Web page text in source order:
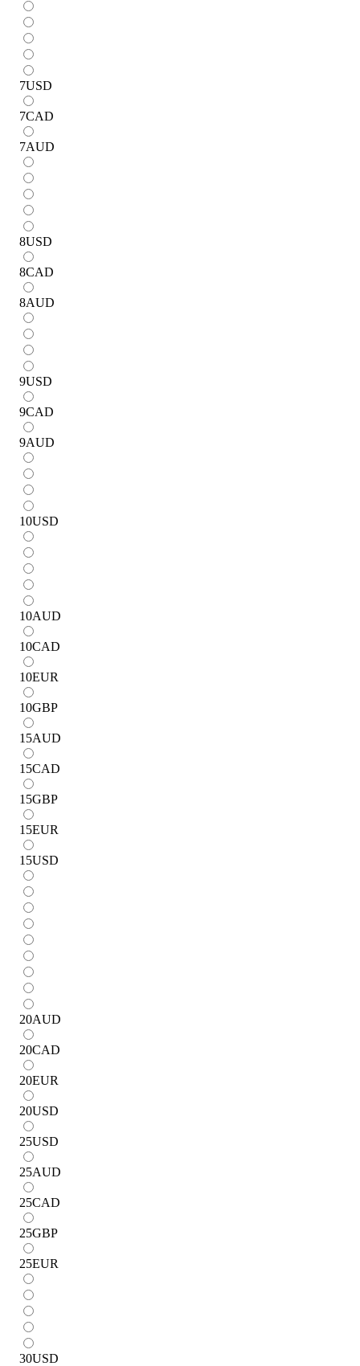
7USD
7CAD
7AUD
8USD
8CAD
8AUD
9USD
9CAD
9AUD
10USD
10AUD
10CAD
10EUR
10GBP
15AUD
15CAD
15GBP
15EUR
15USD
20AUD
20CAD
20EUR
20USD
25USD
25AUD
25CAD
25GBP
25EUR
30USD